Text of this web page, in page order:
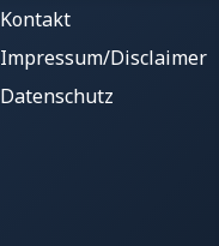
Kontakt
Impressum/Disclaimer
Datenschutz